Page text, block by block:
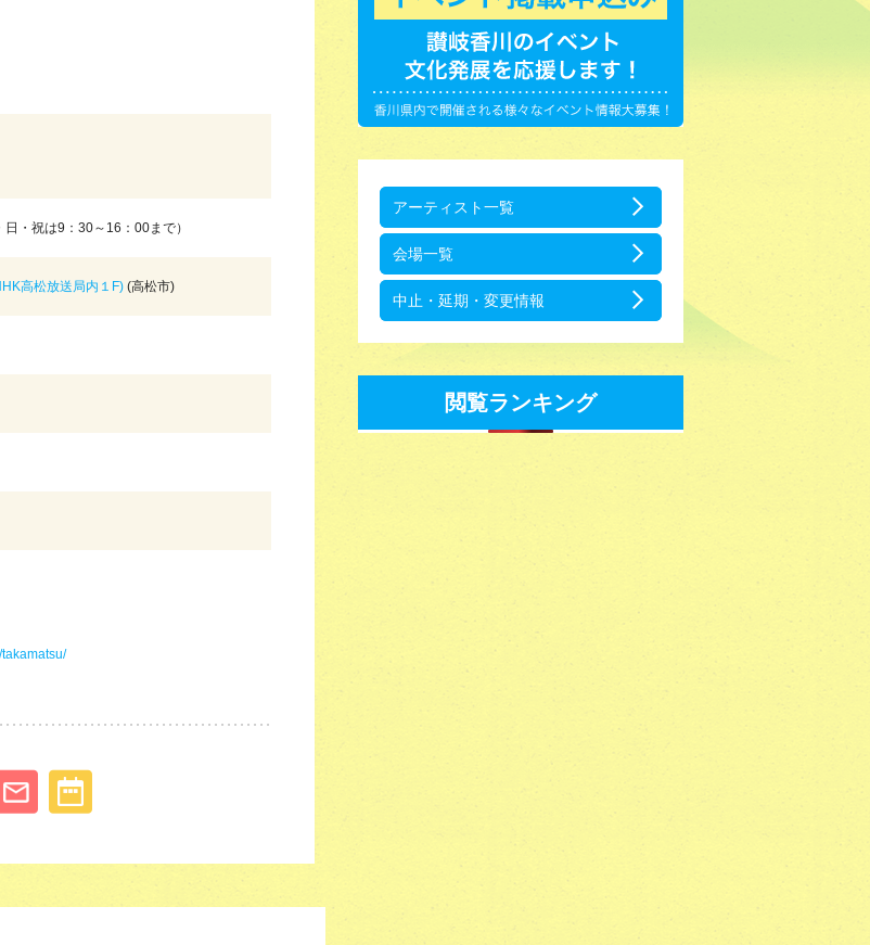
・祝は9：30～16：00まで）
高松放送局内１F) (高松市)
アーティスト一覧
会場一覧
中止・延期・変更情報
閲覧ランキング